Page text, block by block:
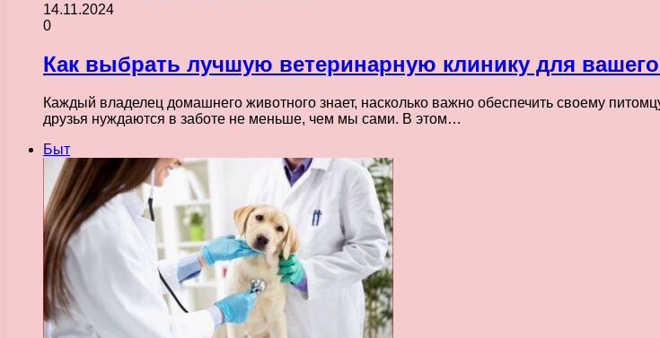
14.11.2024
0
Как выбрать лучшую ветеринарную клинику для
Каждый владелец домашнего животного знает, насколько важно обеспечить своему
друзья нуждаются в заботе не меньше, чем мы сами. В этом…
Быт